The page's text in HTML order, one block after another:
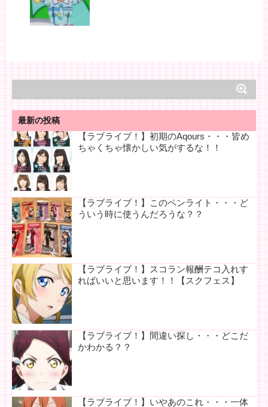
最新の投稿
【ラブライブ！】初期のAqours・・・皆め
ちゃくちゃ懐かしい気がするな！！
【ラブライブ！】このペンライト・・・ど
ういう時に使うんだろうな？？
【ラブライブ！】スコラン報酬テコ入れす
ればいいと思います！！【スクフェス】
【ラブライブ！】間違い探し・・・どこだ
かわかる？？
【ラブライブ！】いやあのこれ・・・一体